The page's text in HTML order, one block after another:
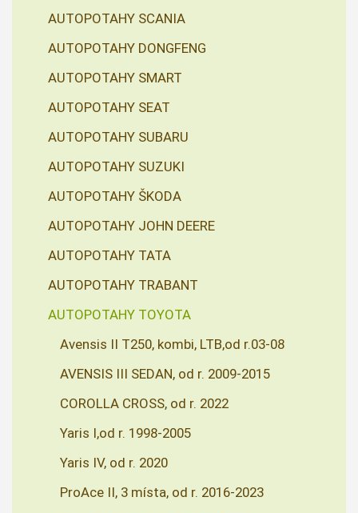
AUTOPOTAHY SCANIA
AUTOPOTAHY DONGFENG
AUTOPOTAHY SMART
AUTOPOTAHY SEAT
AUTOPOTAHY SUBARU
AUTOPOTAHY SUZUKI
AUTOPOTAHY ŠKODA
AUTOPOTAHY JOHN DEERE
AUTOPOTAHY TATA
AUTOPOTAHY TRABANT
AUTOPOTAHY TOYOTA
Avensis II T250, kombi, LTB,od r.03-08
AVENSIS III SEDAN, od r. 2009-2015
COROLLA CROSS, od r. 2022
Yaris I,od r. 1998-2005
Yaris IV, od r. 2020
ProAce II, 3 místa, od r. 2016-2023